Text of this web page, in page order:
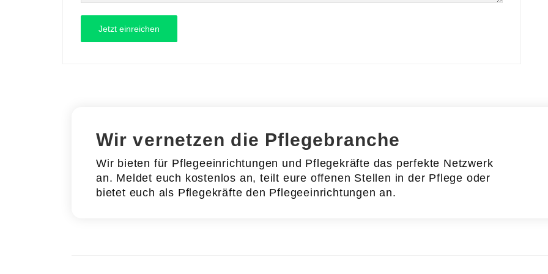
Wir vernetzen die Pflegebranche
Wir bieten für Pflegeeinrichtungen und Pflegekräfte das perfekte Netzwerk
an. Meldet euch kostenlos an, teilt eure offenen Stellen in der Pflege oder
bietet euch als Pflegekräfte den Pflegeeinrichtungen an.